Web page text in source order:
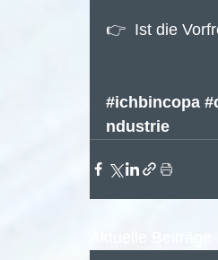
👉  Ist die
#ichbincopa
ndustrie